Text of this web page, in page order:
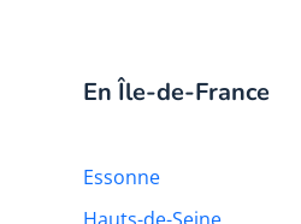
En Île-de-France
Essonne